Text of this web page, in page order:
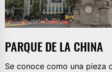
PARQUE DE LA CHINA
Se conoce como una pieza